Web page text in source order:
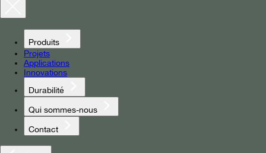
Produits
Projets
Applications
Innovations
Durabilité
Qui sommes-nous
Contact